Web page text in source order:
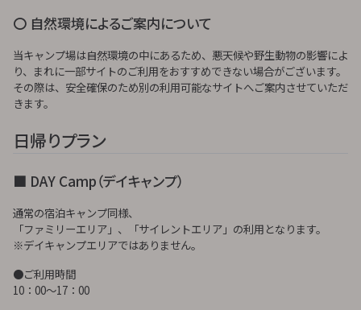
〇 自然環境によるご案内について
当キャンプ場は自然環境の中にあるため、悪天候や野生動物の影響によ
り、まれに一部サイトのご利用をおすすめできない場合がございます。
その際は、安全確保のため別の利用可能なサイトへご案内させていただ
きます。
日帰りプラン
■ DAY Camp（デイキャンプ）
通常の宿泊キャンプ同様、
「ファミリーエリア」、「サイレントエリア」の利用となります。
※デイキャンプエリアではありません。
●ご利用時間
10：00～17：00